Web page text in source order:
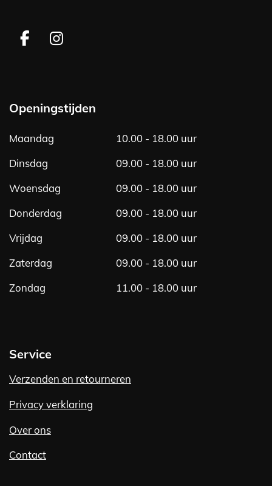
F
b
o
k
I
a
g
Openingstijden
Maandag
10.00 - 18.00 uur
Dinsdag
09.00 - 18.00 uur
Woensdag
09.00 - 18.00 uur
Donderdag
09.00 - 18.00 uur
Vrijdag
09.00 - 18.00 uur
Zaterdag
09.00 - 18.00 uur
Zondag
11.00 - 18.00 uur
Service
Verzenden en retourneren
Privacy verklaring
Over ons
Contact